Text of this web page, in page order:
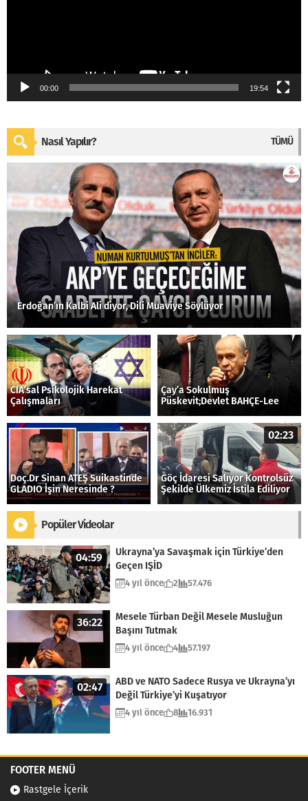
00:00 19:54
Nasıl Yapılır? TÜMÜ
Erdoğan’ın Kalbi Ali diyor, Dili Muaviye Söylüyor
CIA’sal Psikolojik Harekat
Çalışmaları
Çay’a Sokulmuş
Püskevit;Devlet BAHÇE-Lee
Doç.Dr Sinan ATEŞ Suikastinde
GLADIO İşin Neresinde ?
02:23
Göç İdaresi Salıyor Kontrolsüz
Şekilde Ülkemiz İstila Ediliyor
Popüler Videolar
04:59
Ukrayna’ya Savaşmak için Türkiye’den
Geçen IŞİD
4 yıl önce 2 57.476
36:22
Mesele Türban Değil Mesele Musluğun
Başını Tutmak
4 yıl önce 4 57.197
02:47
ABD ve NATO Sadece Rusya ve Ukrayna’yı
Değil Türkiye’yi Kuşatıyor
4 yıl önce 8 16.931
FOOTER MENÜ
Rastgele İçerik